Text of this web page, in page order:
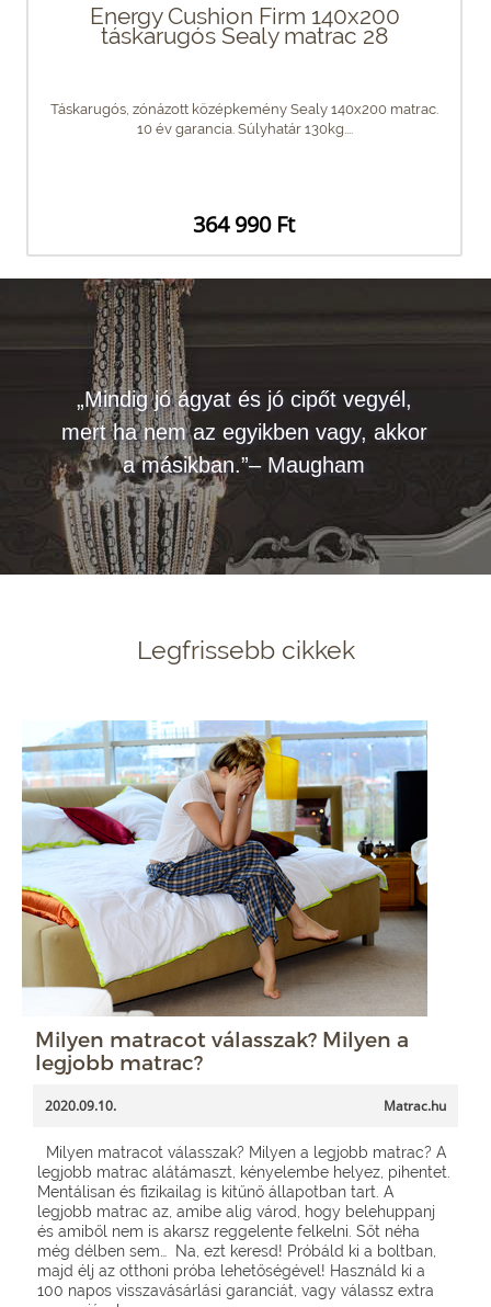
Energy Cushion Firm 140x200
táskarugós Sealy matrac 28
Táskarugós, zónázott középkemény Sealy 140x200 matrac.
10 év garancia. Súlyhatár 130kg....
364 990 Ft
„Mindig jó ágyat és jó cipőt vegyél,
mert ha nem az egyikben vagy, akkor
a másikban.”– Maugham
Legfrissebb cikkek
Milyen matracot válasszak? Milyen a
legjobb matrac?
2020.09.10. Matrac.hu
Milyen matracot válasszak? Milyen a legjobb matrac? A
legjobb matrac alátámaszt, kényelembe helyez, pihentet.
Mentálisan és fizikailag is kitűnő állapotban tart. A
legjobb matrac az, amibe alig várod, hogy belehuppanj
és amiből nem is akarsz reggelente felkelni. Sőt néha
még délben sem… Na, ezt keresd! Próbáld ki a boltban,
majd élj az otthoni próba lehetőségével! Használd ki a
100 napos visszavásárlási garanciát, vagy válassz extra